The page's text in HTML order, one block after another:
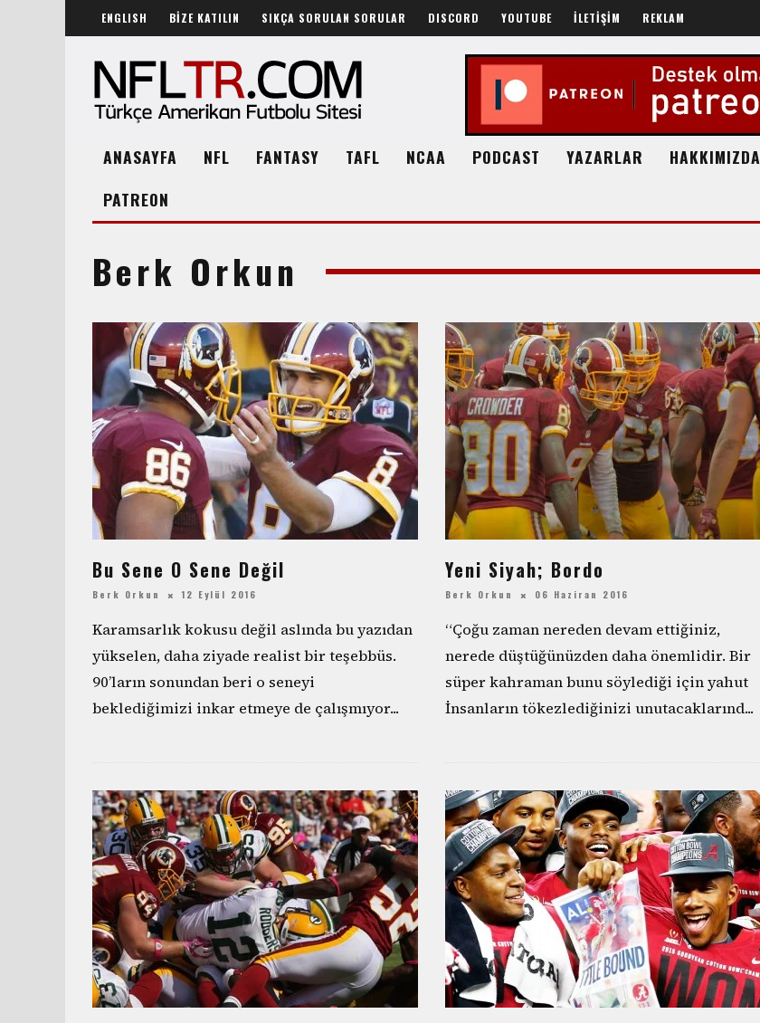
ENGLISH BİZE KATILIN SIKÇA SORULAN SORULAR DISCORD YOUTUBE İLETİŞİM REKLAM
ANASAYFA NFL FANTASY TAFL NCAA PODCAST YAZARLAR HAKKIMIZDA
PATREON
Berk Orkun
Bu Sene O Sene Değil
Berk Orkun 12 Eylül 2016
Karamsarlık kokusu değil aslında bu yazıdan
yükselen, daha ziyade realist bir teşebbüs.
90’ların sonundan beri o seneyi
beklediğimizi inkar etmeye de çalışmıyor...
Yeni Siyah; Bordo
Berk Orkun 06 Haziran 2016
“Çoğu zaman nereden devam ettiğiniz,
nerede düştüğünüzden daha önemlidir. Bir
süper kahraman bunu söylediği için yahut
İnsanların tökezlediğinizi unutacaklarınd...